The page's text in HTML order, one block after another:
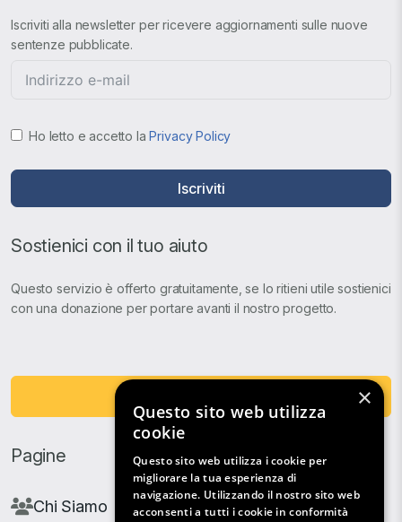
Iscriviti alla newsletter per ricevere aggiornamenti sulle nuove
sentenze pubblicate.
Ho letto e accetto laPrivacy Policy
Iscriviti
Sostienici con il tuo aiuto
Questo servizio è offerto gratuitamente, se lo ritieni utile sostienici
con una donazione per portare avanti il nostro progetto.
Pagine
Chi Siamo
×
Questo sito web utilizza
cookie
Questo sito web utilizza i cookie per
migliorare la tua esperienza di
navigazione. Utilizzando il nostro sito web
acconsenti a tutti i cookie in conformità